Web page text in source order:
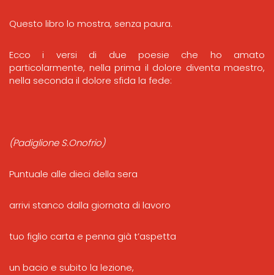
Questo libro lo mostra, senza paura.
Ecco i versi di due poesie che ho amato
particolarmente, nella prima il dolore diventa maestro,
nella seconda il dolore sfida la fede:
(Padiglione S.Onofrio)
Puntuale alle dieci della sera
arrivi stanco dalla giornata di lavoro
tuo figlio carta e penna già t’aspetta
un bacio e subito la lezione,